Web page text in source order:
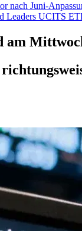
nach Juni-
Leaders UCITS
am